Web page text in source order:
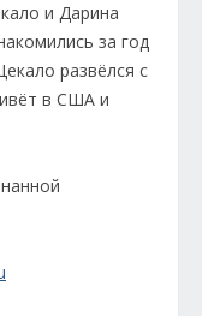
и Дарина
за год
развёлся с
в США и